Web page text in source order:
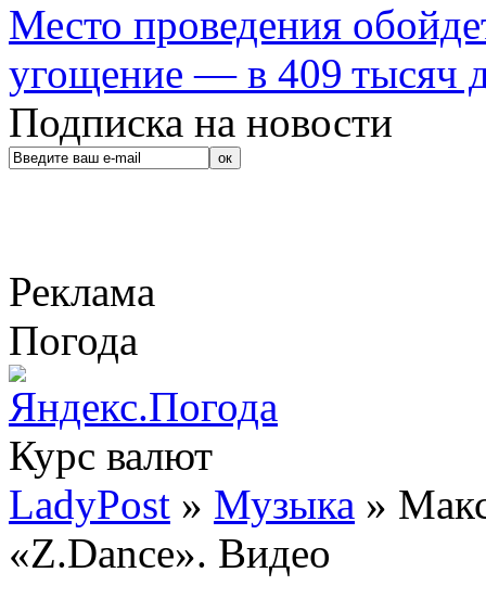
Место проведения
угощение — в 409 тысяч
Подписка на новости
Реклама
Погода
Курс валют
LadyPost » Музыка »
«Z.Dance». Видео